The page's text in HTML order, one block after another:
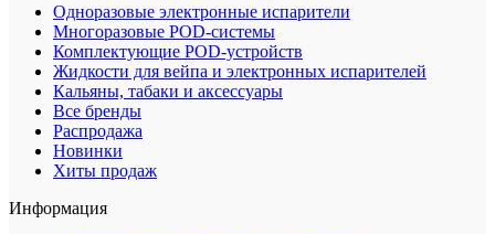
Одноразовые электронные испарители
Многоразовые POD-системы
Комплектующие POD-устройств
Жидкости для вейпа и электронных испарителей
Кальяны, табаки и аксессуары
Все бренды
Распродажа
Новинки
Хиты продаж
Информация